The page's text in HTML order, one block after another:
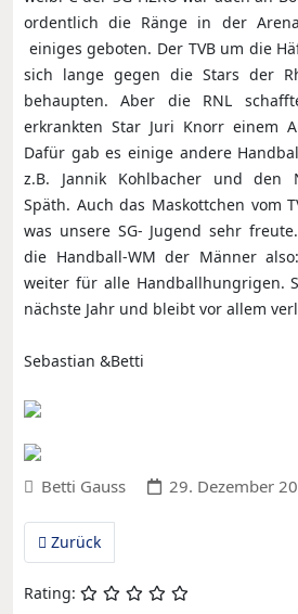
ordentlich die Ränge in der
einiges geboten. Der TVB um die
sich lange gegen die Stars der
behaupten. Aber die RNL
erkrankten Star Juri Knorr einem
Dafür gab es einige andere
z.B. Jannik Kohlbacher und den
Späth. Auch das Maskottchen vom
was unsere SG- Jugend sehr
die Handball-WM der Männer
weiter für alle Handballhungrigen.
nächste Jahr und bleibt vor allem
Sebastian &Betti
Betti Gauss 29. Dezember
Vorheriger Beitrag: Handball-WM
Zurück
Rating: